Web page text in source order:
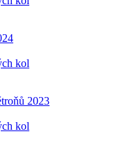
kol
2023
kol